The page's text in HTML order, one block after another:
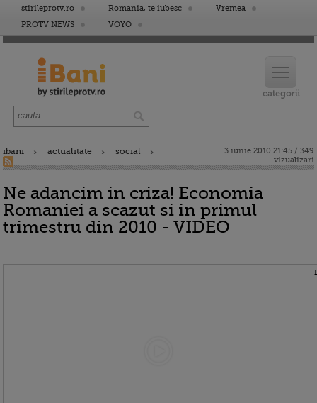
stirileprotv.ro Romania, te iubesc
Vremea
PROTV NEWS
VOYO
ibani actualitate social
3 iunie 2010 21:45 / 349
vizualizari
Ne adancim in criza! Economia
Romaniei a scazut si in primul
trimestru din 2010 - VIDEO